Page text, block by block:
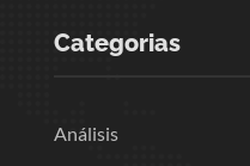
Categorias
Análisis